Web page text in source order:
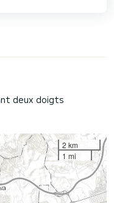
deux doigts
2 km
1 mi